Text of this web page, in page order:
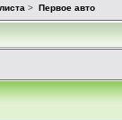
> Первое авто